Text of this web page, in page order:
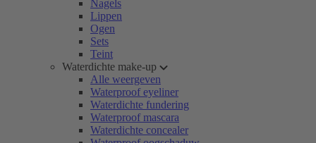
Nagels
Lippen
Ogen
Sets
Teint
Waterdichte make-up
Alle weergeven
Waterproof eyeliner
Waterdichte fundering
Waterproof mascara
Waterdichte concealer